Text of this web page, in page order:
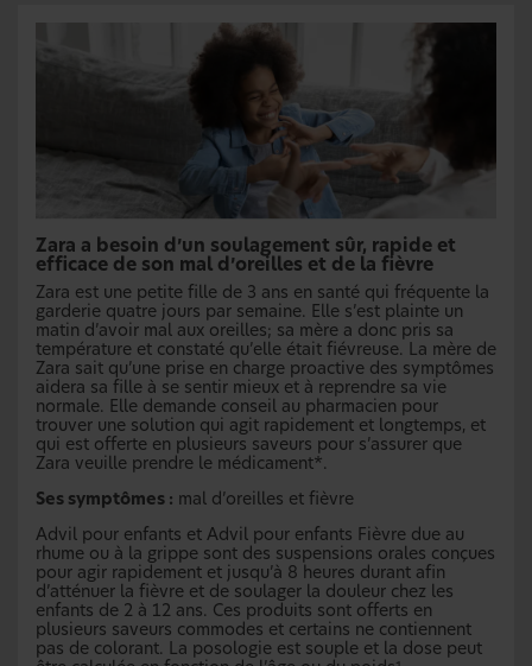
Zara a besoin d’un soulagement sûr, rapide et
efficace de son mal d’oreilles et de la fièvre
Zara est une petite fille de 3 ans en santé qui fréquente la
garderie quatre jours par semaine. Elle s’est plainte un
matin d’avoir mal aux oreilles; sa mère a donc pris sa
température et constaté qu’elle était fiévreuse. La mère de
Zara sait qu’une prise en charge proactive des symptômes
aidera sa fille à se sentir mieux et à reprendre sa vie
normale. Elle demande conseil au pharmacien pour
trouver une solution qui agit rapidement et longtemps, et
qui est offerte en plusieurs saveurs pour s’assurer que
Zara veuille prendre le médicament*.
Ses symptômes : mal d’oreilles et fièvre
Advil pour enfants et Advil pour enfants Fièvre due au
rhume ou à la grippe sont des suspensions orales conçues
pour agir rapidement et jusqu’à 8 heures durant afin
d’atténuer la fièvre et de soulager la douleur chez les
enfants de 2 à 12 ans. Ces produits sont offerts en
plusieurs saveurs commodes et certains ne contiennent
pas de colorant. La posologie est souple et la dose peut